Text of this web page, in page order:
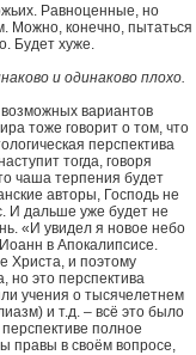
Равноценные, но
Можно, конечно, пытаться
Будет хуже.
и одинаково плохо.
вариантов
тоже говорит о том, что
перспектива
тогда, говоря
чаша терпения будет
авторы, Господь не
И дальше уже будет не
«И увидел я новое небо
в Апокалипсисе.
Христа, и поэтому
но это перспектива
учения о тысячелетнем
и т.д. – всё это было
полное
правы в своём вопросе,